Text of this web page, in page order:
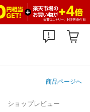
商品ページへ
ショップレビュー